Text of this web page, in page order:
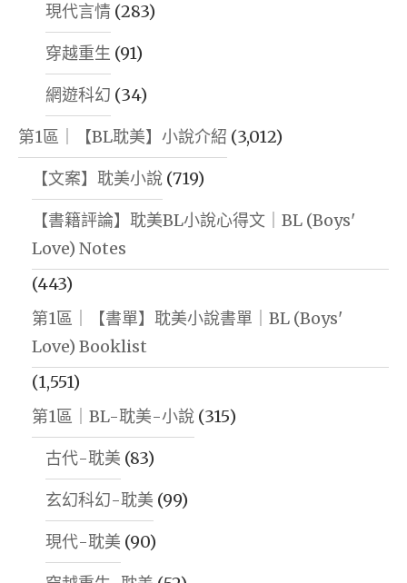
現代言情 (283)
穿越重生 (91)
網遊科幻 (34)
第1區｜【BL耽美】小說介紹 (3,012)
【文案】耽美小說 (719)
【書籍評論】耽美BL小說心得文｜BL (Boys'
Love) Notes
(443)
第1區｜【書單】耽美小說書單｜BL (Boys'
Love) Booklist
(1,551)
第1區｜BL-耽美-小說 (315)
古代-耽美 (83)
玄幻科幻-耽美 (99)
現代-耽美 (90)